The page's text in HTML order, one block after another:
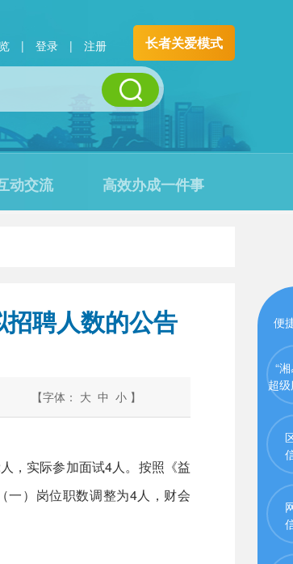
| 登录 | 注册 长者关爱模式
动交流 高效办成一件事
聘人数的公告
【字体： 大 中 小 】
，实际参加面试4人。按照《益
一）岗位职数调整为4人，财会
便
“
超